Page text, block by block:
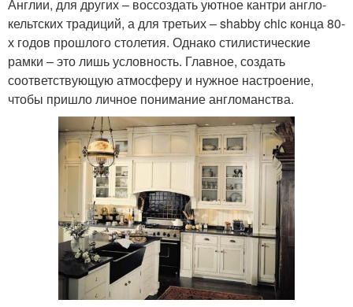
Англии, для других – воссоздать уютное кантри англо-
кельтских традиций, а для третьих – shabby chic конца 80-
х годов прошлого столетия. Однако стилистические
рамки – это лишь условность. Главное, создать
соответствующую атмосферу и нужное настроение,
чтобы пришло личное понимание англоманства.